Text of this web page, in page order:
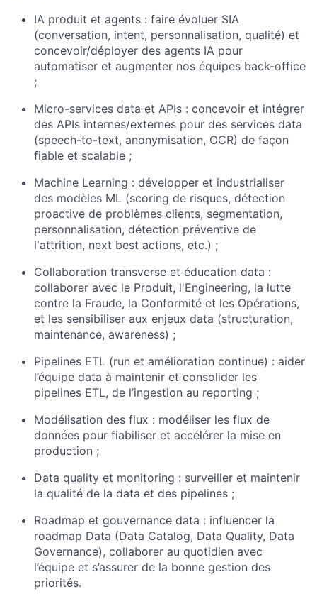
IA produit et agents : faire évoluer SIA
(conversation, intent, personnalisation, qualité) et
concevoir/déployer des agents IA pour
automatiser et augmenter nos équipes back-office
;
Micro-services data et APIs : concevoir et intégrer
des APIs internes/externes pour des services data
(speech-to-text, anonymisation, OCR) de façon
fiable et scalable ;
Machine Learning : développer et industrialiser
des modèles ML (scoring de risques, détection
proactive de problèmes clients, segmentation,
personnalisation, détection préventive de
l'attrition, next best actions, etc.) ;
Collaboration transverse et éducation data :
collaborer avec le Produit, l'Engineering, la lutte
contre la Fraude, la Conformité et les Opérations,
et les sensibiliser aux enjeux data (structuration,
maintenance, awareness) ;
Pipelines ETL (run et amélioration continue) : aider
l’équipe data à maintenir et consolider les
pipelines ETL, de l’ingestion au reporting ;
Modélisation des flux : modéliser les flux de
données pour fiabiliser et accélérer la mise en
production ;
Data quality et monitoring : surveiller et maintenir
la qualité de la data et des pipelines ;
Roadmap et gouvernance data : influencer la
roadmap Data (Data Catalog, Data Quality, Data
Governance), collaborer au quotidien avec
l’équipe et s’assurer de la bonne gestion des
priorités.